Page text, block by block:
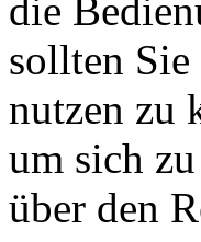
die
sollten
nutzen zu
um sich
über den